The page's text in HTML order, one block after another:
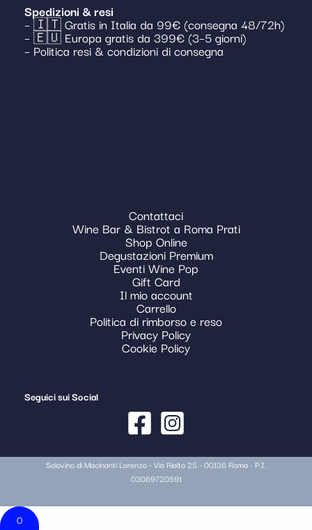
Spedizioni & resi
– 🇮🇹 Gratis in Italia da 99€ (consegna 48/72h)
– 🇪🇺 Europa gratis da 399€ (3–5 giorni)
– Politica resi & condizioni di consegna
Contattaci
Wine Bar & Bistrot a Roma Prati
Shop Online
Degustazioni Premium
Eventi Wine Pop
Gift Card
Il mio account
Carrello
Politica di rimborso e reso
Privacy Policy
Cookie Policy
Seguici sui Social
Solovino di Macinanti Lorenzo - Via Rialto 25 - 00136 Roma - P.I.
03069720591
0